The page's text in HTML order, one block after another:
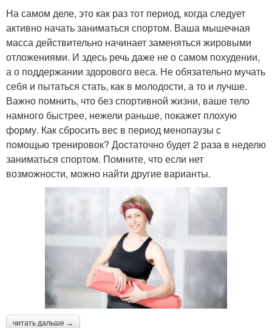
На самом деле, это как раз тот период, когда следует
активно начать заниматься спортом. Ваша мышечная
масса действительно начинает заменяться жировыми
отложениями. И здесь речь даже не о самом похудении,
а о поддержании здорового веса. Не обязательно мучать
себя и пытаться стать, как в молодости, а то и лучше.
Важно помнить, что без спортивной жизни, ваше тело
намного быстрее, нежели раньше, покажет плохую
форму. Как сбросить вес в период менопаузы с
помощью тренировок? Достаточно будет 2 раза в неделю
заниматься спортом. Помните, что если нет
возможности, можно найти другие варианты.
читать дальше →